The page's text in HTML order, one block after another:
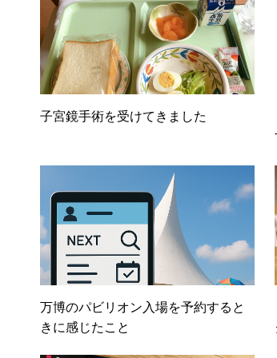
子宮鏡手術を受けてきました
万博のパビリオン入場を予約すると
きに感じたこと